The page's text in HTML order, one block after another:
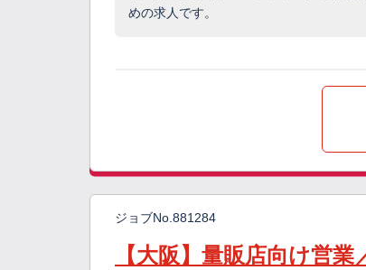
めの求人です。
ジョブNo.881284
【大阪】量販店向け営